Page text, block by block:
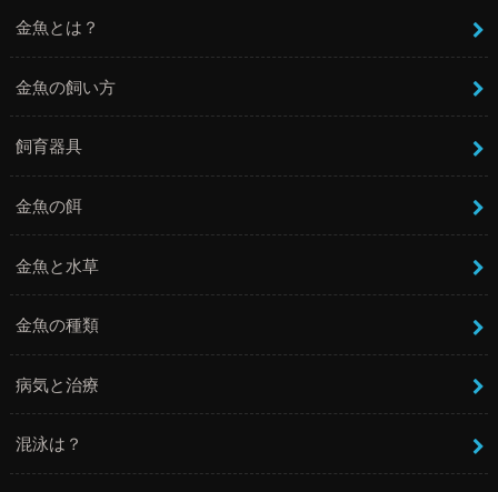
金魚とは？
金魚の飼い方
飼育器具
金魚の餌
金魚と水草
金魚の種類
病気と治療
混泳は？